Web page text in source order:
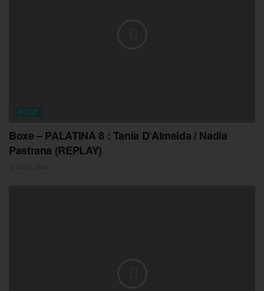
BOXE
Boxe – PALATINA 8 : Tania D’Almeida / Nadia
Pastrana (REPLAY)